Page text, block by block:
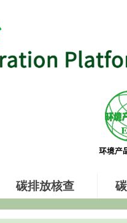
碳排放核查